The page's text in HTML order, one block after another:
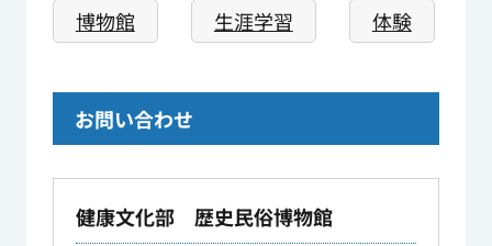
博物館 生涯学習 体験
お問い合わせ
健康文化部 歴史民俗博物館